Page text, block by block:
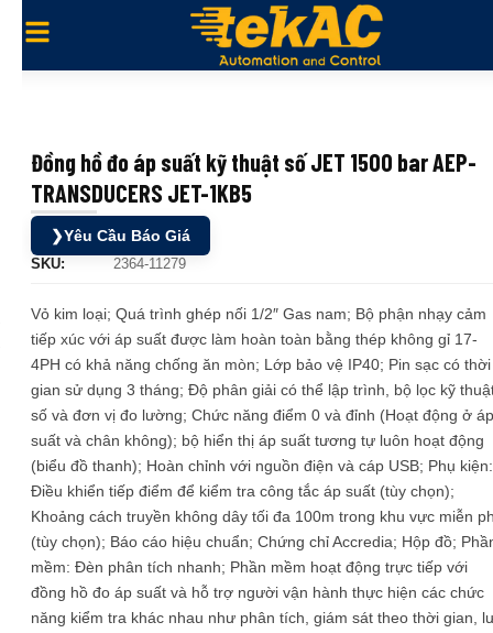
Đồng hồ đo áp suất kỹ thuật số JET 1500 bar AEP-
TRANSDUCERS JET-1KB5
❯Yêu Cầu Báo Giá
SKU: 2364-11279
Vỏ kim loại; Quá trình ghép nối 1/2″ Gas nam; Bộ phận nhạy cảm
tiếp xúc với áp suất được làm hoàn toàn bằng thép không gỉ 17-
4PH có khả năng chống ăn mòn; Lớp bảo vệ IP40; Pin sạc có thời
gian sử dụng 3 tháng; Độ phân giải có thể lập trình, bộ lọc kỹ
số và đơn vị đo lường; Chức năng điểm 0 và đỉnh (Hoạt động ở áp
suất và chân không); bộ hiển thị áp suất tương tự luôn hoạt động
(biểu đồ thanh); Hoàn chỉnh với nguồn điện và cáp USB; Phụ kiện:
Điều khiển tiếp điểm để kiểm tra công tắc áp suất (tùy chọn);
Khoảng cách truyền không dây tối đa 100m trong khu vực miễn
(tùy chọn); Báo cáo hiệu chuẩn; Chứng chỉ Accredia; Hộp đồ;
mềm: Đèn phân tích nhanh; Phần mềm hoạt động trực tiếp với
đồng hồ đo áp suất và hỗ trợ người vận hành thực hiện các chức
năng kiểm tra khác nhau như phân tích, giám sát theo thời gian,